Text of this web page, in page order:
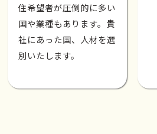
住希望者が圧倒的に多い
国や業種もあります。貴
社にあった国、人材を選
別いたします。